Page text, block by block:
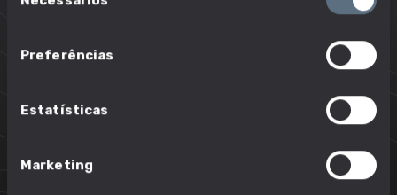
de
Preferências
Estatísticas
Marketing
Controlar a seleção, formação e supervisão
Determinar a coleção de produtos, nível de
Elaborar orçamento para o estabelecimento de
Formular e implementar políticas de compras e